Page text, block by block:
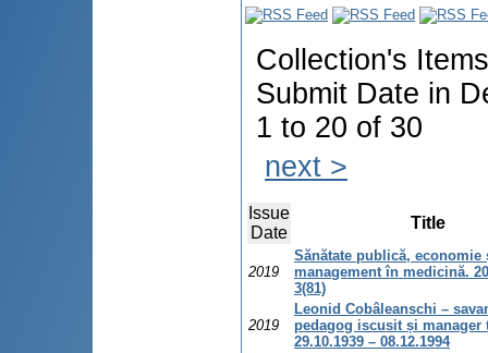
Collection's
Submit Date in
1 to 20 of 30
next >
Issue
Date
Title
2019
Sănătate publică, economie
management în medicină.
3(81)
2019
Leonid Cobâleanschi –
pedagog iscusit și manager
29.10.1939 – 08.12.1994